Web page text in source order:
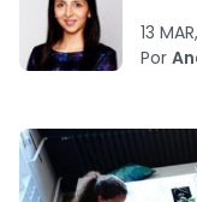
13
Por